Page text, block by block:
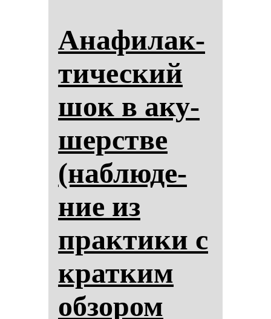
Ана­фи­лак­
ти­чес­кий
шок в аку­
шерстве
(наб­лю­де­
ние из
прак­ти­ки с
крат­ким
об­зо­ром